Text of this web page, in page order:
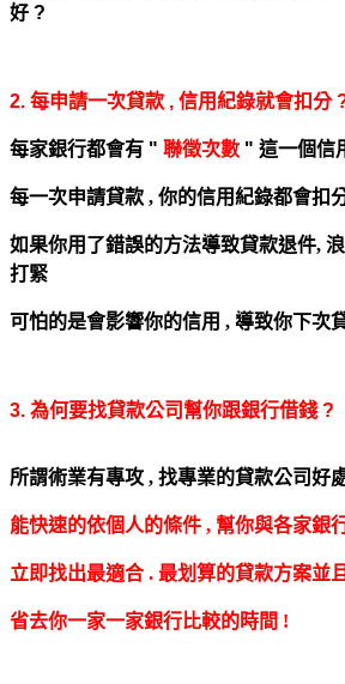
好 ?
2. 每申請一次貸款 , 信用紀錄就會扣分
每家銀行都會有 " 聯徵次數 " 這一個信
每一次申請貸款 , 你的信用紀錄都會扣
如果你用了錯誤的方法導致貸款退件,
打緊
可怕的是會影響你的信用 , 導致你下次
3. 為何要找貸款公司幫你跟銀行借錢 ?
所謂術業有專攻 , 找專業的貸款公司好
能快速的依個人的條件 , 幫你與各家銀
立即找出最適合 . 最划算的貸款方案並
省去你一家一家銀行比較的時間 !